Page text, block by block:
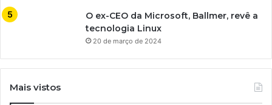
O ex-CEO da Microsoft, Ballmer, revê a
tecnologia Linux
20 de março de 2024
Mais vistos